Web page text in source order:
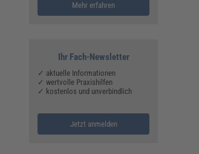
Mehr erfahren
Ihr Fach-Newsletter
✓ aktuelle Informationen
✓ wertvolle Praxishilfen
✓ kostenlos und unverbindlich
Jetzt anmelden